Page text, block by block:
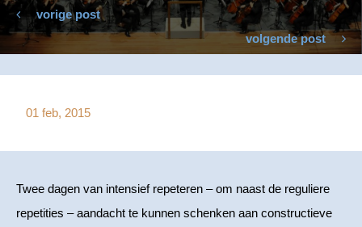
vorige post
volgende post
01 feb, 2015
Twee dagen van intensief repeteren – om naast de reguliere
repetities – aandacht te kunnen schenken aan constructieve